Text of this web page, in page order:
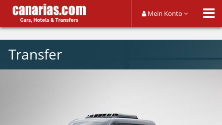
Mein Konto
Transfer